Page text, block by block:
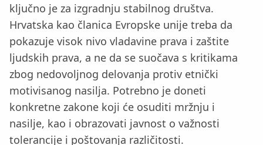
ključno je za izgradnju stabilnog društva.
Hrvatska kao članica Evropske unije treba da
pokazuje visok nivo vladavine prava i zaštite
ljudskih prava, a ne da se suočava s kritikama
zbog nedovoljnog delovanja protiv etnički
motivisanog nasilja. Potrebno je doneti
konkretne zakone koji će osuditi mržnju i
nasilje, kao i obrazovati javnost o važnosti
tolerancije i poštovanja različitosti.